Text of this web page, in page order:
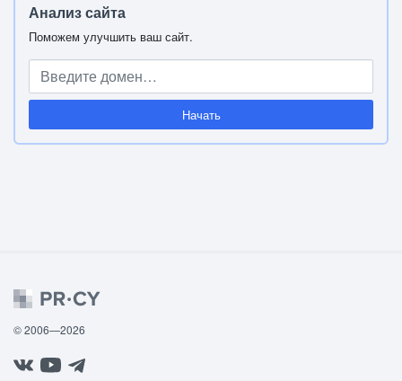
Анализ сайта
Поможем улучшить ваш сайт.
Начать
© 2006—2026